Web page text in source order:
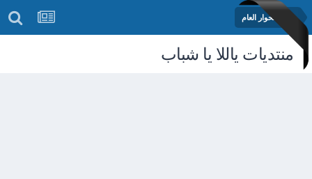
منتدى الحوار العام
منتديات ياللا يا شباب